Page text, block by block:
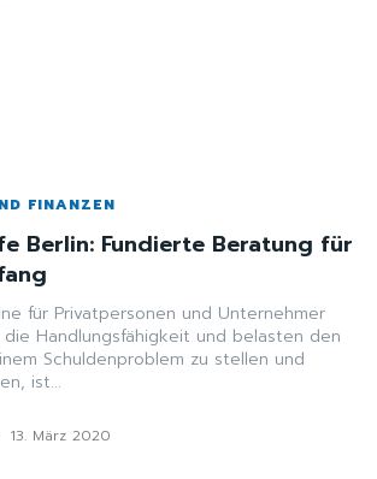
FINANZEN
Berlin: Fundierte Beratung für
für Privatpersonen und Unternehmer
die Handlungsfähigkeit und belasten den
Schuldenproblem zu stellen und
ist...
13. März 2020